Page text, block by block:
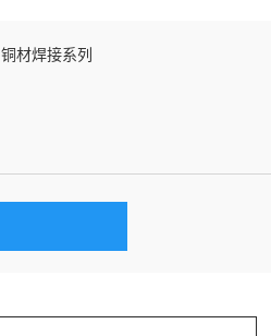
铜材焊接系列